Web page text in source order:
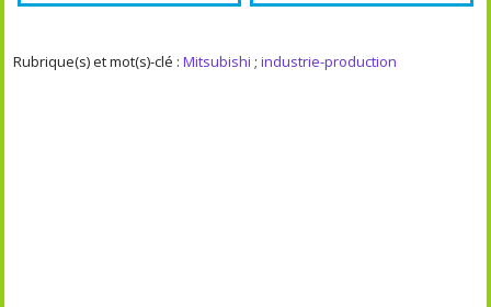
Rubrique(s) et mot(s)-clé :Mitsubishi ;industrie-production